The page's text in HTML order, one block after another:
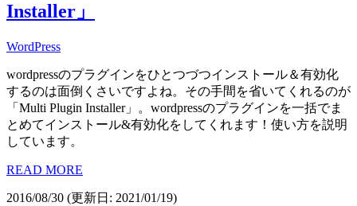
Installer」
WordPress
wordpressのプラグインをひとつづつインストール＆有効化
するのは面倒くさいですよね。その手間を省いてくれるのが
「Multi Plugin Installer」。wordpressのプラグインを一括でま
とめてインストール&有効化をしてくれます！使い方を説明
しています。
READ MORE
2016/08/30 (更新日: 2021/01/19)